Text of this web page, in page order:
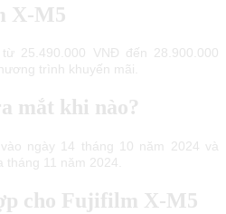
X-M5
25.490.000 VNĐ đến 28.900.000
trình khuyến mãi.
mắt khi nào?
ngày 14 tháng 10 năm 2024 và
11 năm 2024.
cho Fujifilm X-M5